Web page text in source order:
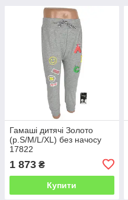
Гамаші дитячі Золото
(р.S/M/L/XL) без начосу
17822
1 873 ₴
Купити